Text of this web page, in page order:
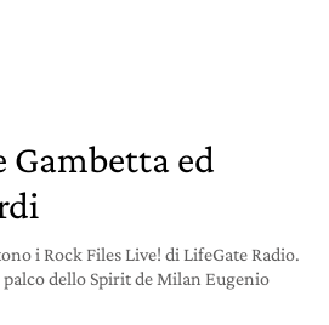
Gambetta ed
i Rock Files Live! di LifeGate Radio.
dello Spirit de Milan Eugenio